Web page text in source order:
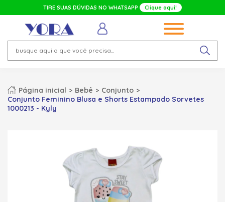
TIRE SUAS DÚVIDAS NO WHATSAPP Clique aqui!
Página inicial Bebê
Conjunto
Conjunto Feminino Blusa e Shorts Estampado Sorvetes
1000213 - Kyly